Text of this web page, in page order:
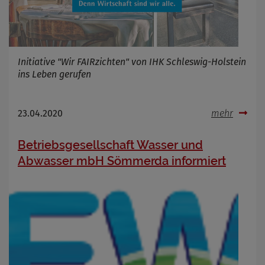
Initiative "Wir FAIRzichten" von IHK Schleswig-Holstein
ins Leben gerufen
23.04.2020 mehr
Betriebsgesellschaft Wasser und
Abwasser mbH Sömmerda informiert
Infos schließen